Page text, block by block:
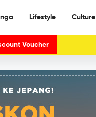
Lifestyle Culture
Voucher